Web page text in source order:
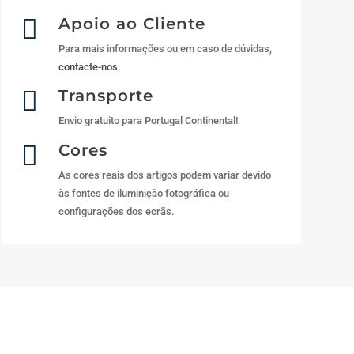
 Apoio ao Cliente
Para mais informações ou em caso de dúvidas,
contacte-nos.
 Transporte
Envio gratuito para Portugal Continental!
 Cores
As cores reais dos artigos podem variar devido
às fontes de iluminição fotográfica ou
configurações dos ecrãs.